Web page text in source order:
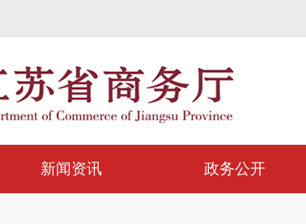
新闻资讯 政务公开